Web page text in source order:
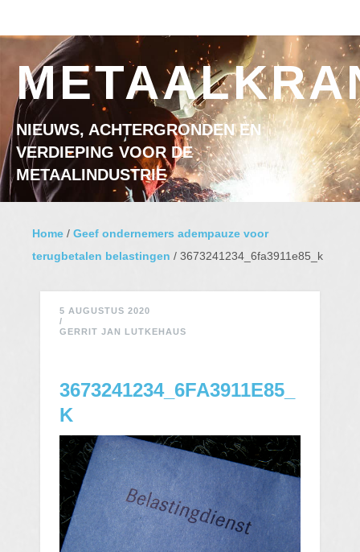
NIEUWS, ACHTERGRONDEN EN
VERDIEPING VOOR DE
METAALINDUSTRIE
Home / Geef ondernemers adempauze voor
terugbetalen belastingen / 3673241234_6fa3911e85_k
5 AUGUSTUS 2020
/
GERRIT JAN LUTKEHAUS
3673241234_6FA3911E85_
K